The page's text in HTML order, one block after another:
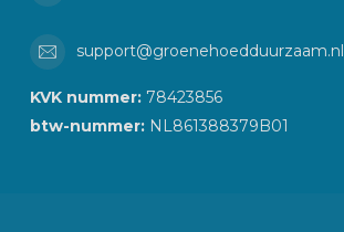
support@groenehoedduurzaam.nl
KVK nummer: 78423856
btw-nummer: NL861388379B01